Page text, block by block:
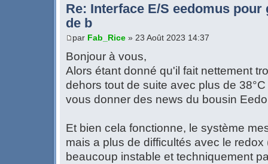
Re: Interface E/S eedomus
de b
par Fab_Rice » 23 Août 2023 14:37
Bonjour à vous,
Alors étant donné qu'il fait nettement
dehors tout de suite avec plus de
vous donner des news du bousin
Et bien cela fonctionne, le système
mais a plus de difficultés avec le
beaucoup instable et techniquement